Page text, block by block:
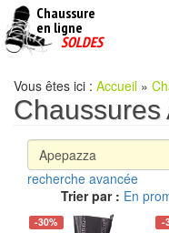
Chaussure
en ligne
pas
SOLDES
Vous êtes ici : Accueil »
Chaussures
recherche avancée
Trier par : En
-30% -